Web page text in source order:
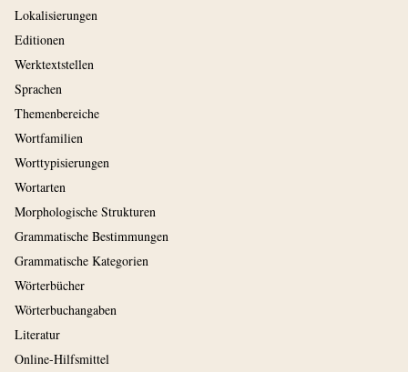
Lokalisierungen
Editionen
Werktextstellen
Sprachen
Themenbereiche
Wortfamilien
Worttypisierungen
Wortarten
Morphologische Strukturen
Grammatische Bestimmungen
Grammatische Kategorien
Wörterbücher
Wörterbuchangaben
Literatur
Online-Hilfsmittel